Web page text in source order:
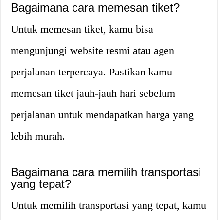
Bagaimana cara memesan tiket?
Untuk memesan tiket, kamu bisa
mengunjungi website resmi atau agen
perjalanan terpercaya. Pastikan kamu
memesan tiket jauh-jauh hari sebelum
perjalanan untuk mendapatkan harga yang
lebih murah.
Bagaimana cara memilih transportasi
yang tepat?
Untuk memilih transportasi yang tepat, kamu